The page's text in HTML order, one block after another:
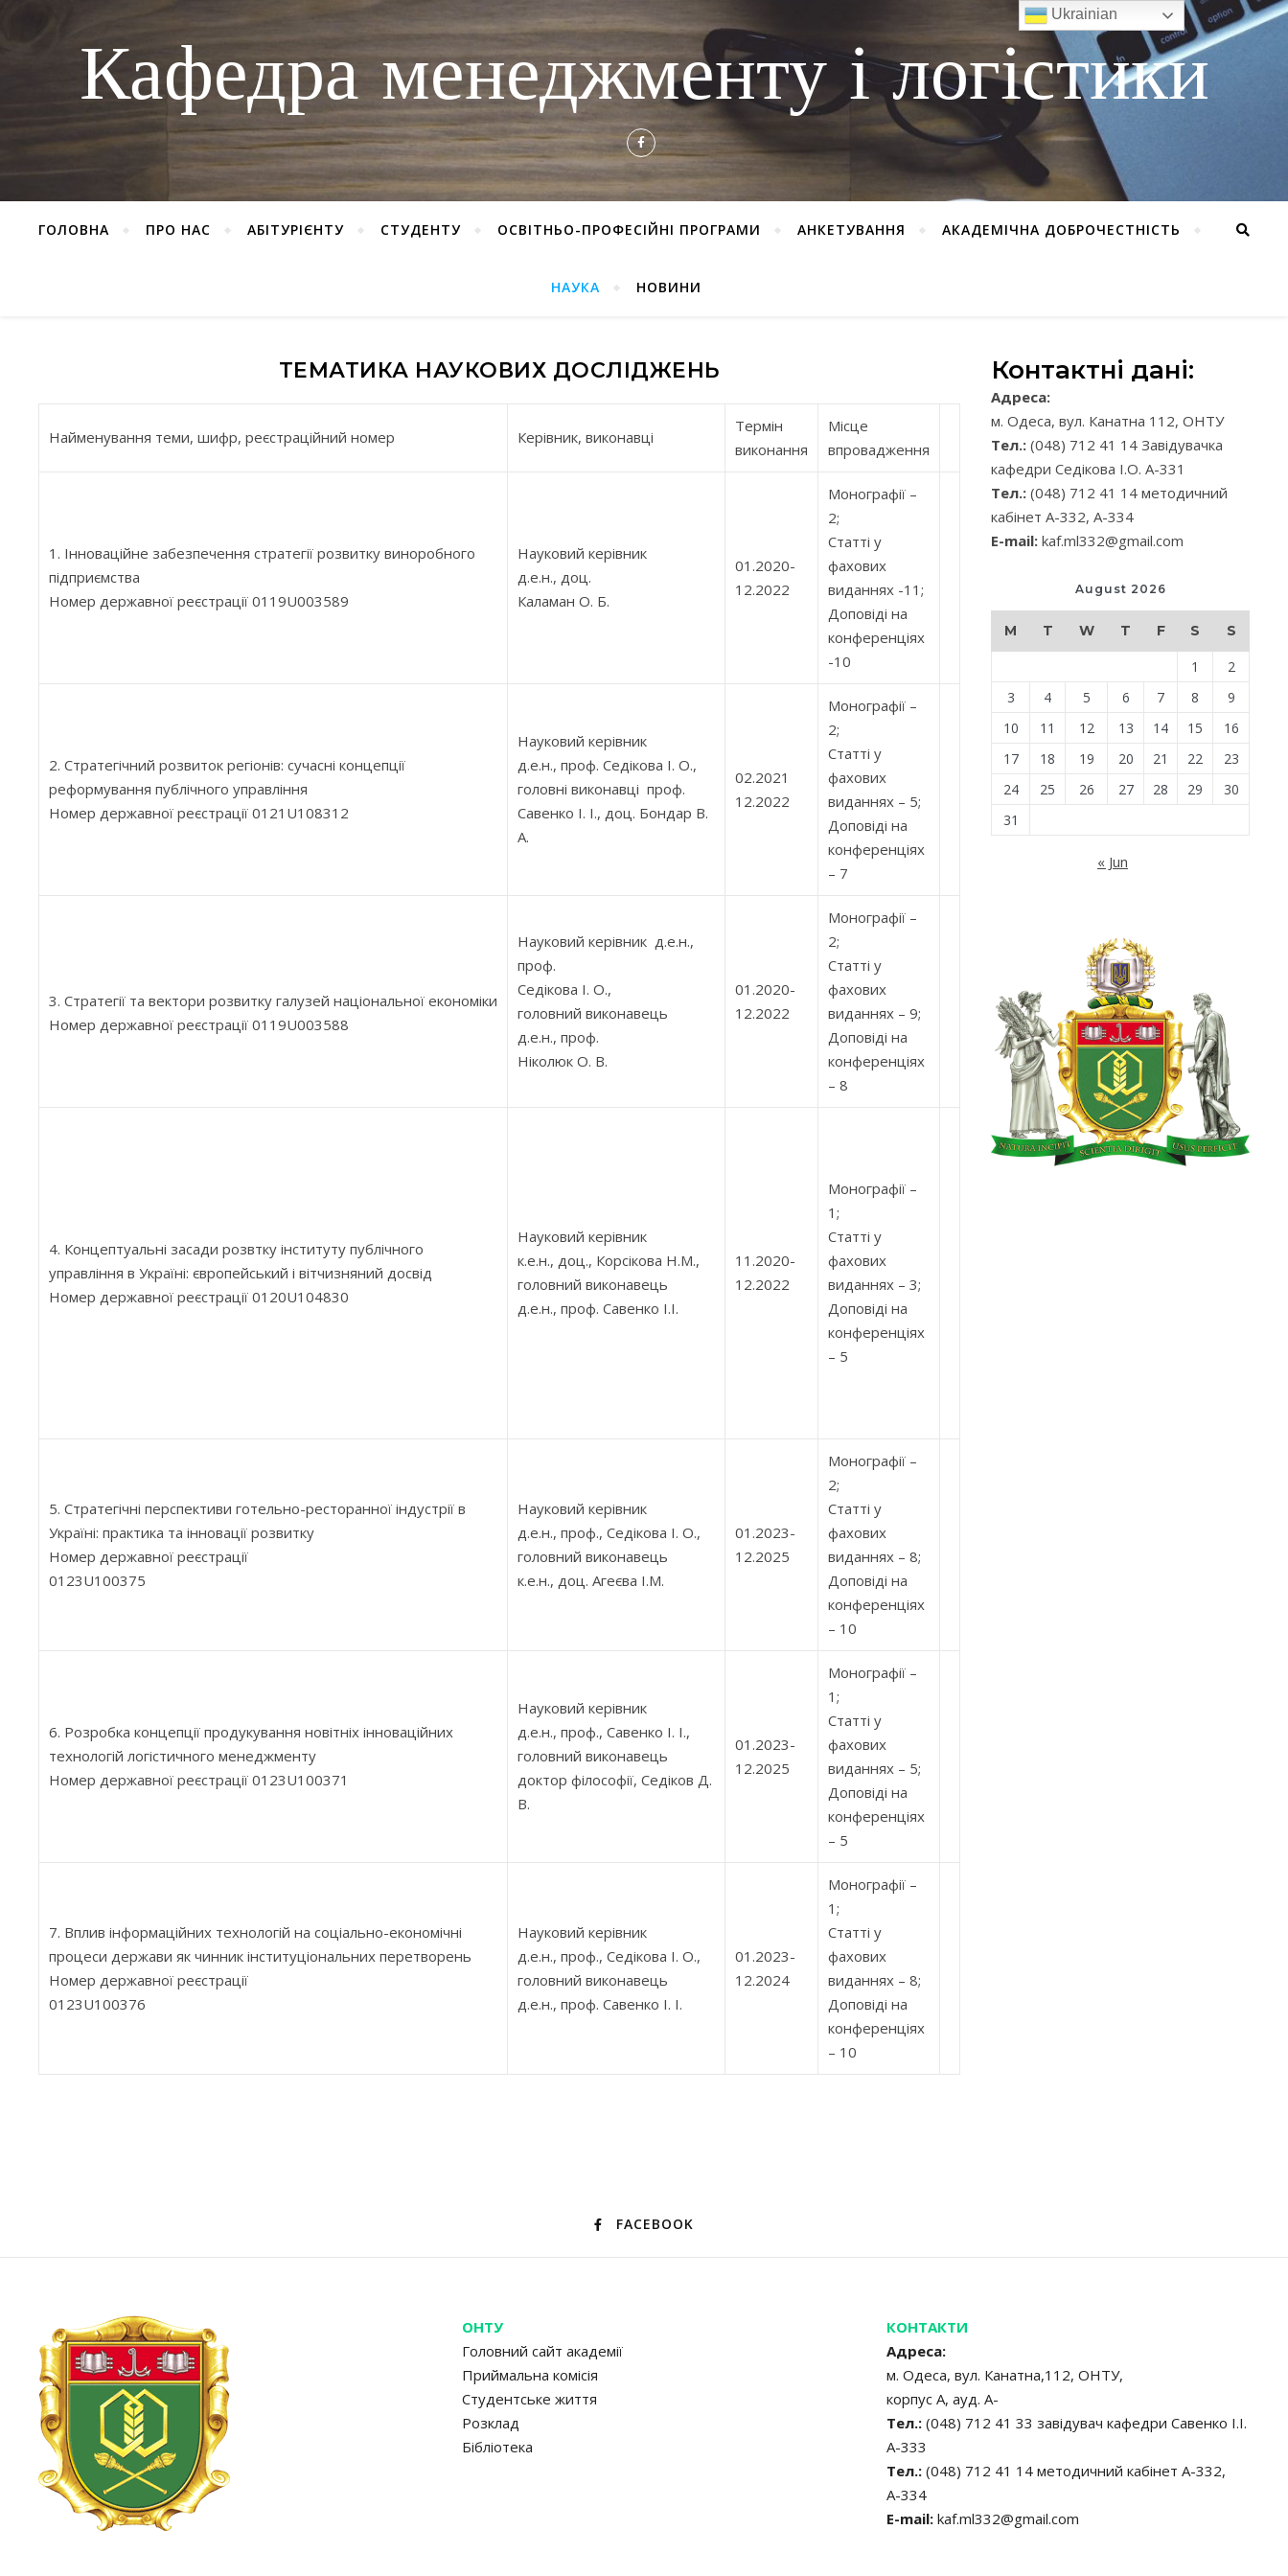
Кафедра менеджменту і логістики
ГОЛОВНА ПРО НАС АБІТУРІЄНТУ СТУДЕНТУ ОСВІТНЬО-ПРОФЕСІЙНІ ПРОГРАМИ АНКЕТУВАННЯ АКАДЕМІЧНА ДОБРОЧЕСТНІСТЬ
НАУКА НОВИНИ
ТЕМАТИКА НАУКОВИХ ДОСЛІДЖЕНЬ
Найменування теми, шифр, реєстраційний номер Керівник, виконавці
Термін
виконання
Місце
впровадження
1. Інноваційне забезпечення стратегії розвитку виноробного
підприємства
Номер державної реєстрації 0119U003589
Науковий керівник
д.е.н., доц.
Каламан О. Б.
01.2020-
12.2022
Монографії –
2;
Статті у
фахових
виданнях -11;
Доповіді на
конференціях
-10
2. Стратегічний розвиток регіонів: сучасні концепції
реформування публічного управління
Номер державної реєстрації 0121U108312
Науковий керівник
д.е.н., проф. Седікова І. О.,
головні виконавці проф.
Савенко І. І., доц. Бондар В.
А.
02.2021
12.2022
Монографії –
2;
Статті у
фахових
виданнях – 5;
Доповіді на
конференціях
– 7
3. Стратегії та вектори розвитку галузей національної економіки
Номер державної реєстрації 0119U003588
Науковий керівник д.е.н.,
проф.
Седікова І. О.,
головний виконавець
д.е.н., проф.
Ніколюк О. В.
01.2020-
12.2022
Монографії –
2;
Статті у
фахових
виданнях – 9;
Доповіді на
конференціях
– 8
4. Концептуальні засади розвтку інституту публічного
управління в Україні: європейський і вітчизняний досвід
Номер державної реєстрації 0120U104830
Науковий керівник
к.е.н., доц., Корсікова Н.М.,
головний виконавець
д.е.н., проф. Савенко І.І.
11.2020-
12.2022
Монографії –
1;
Статті у
фахових
виданнях – 3;
Доповіді на
конференціях
– 5
5. Стратегічні перспективи готельно-ресторанної індустрії в
Україні: практика та інновації розвитку
Номер державної реєстрації
0123U100375
Науковий керівник
д.е.н., проф., Седікова І. О.,
головний виконавець
к.е.н., доц. Агеєва І.М.
01.2023-
12.2025
Монографії –
2;
Статті у
фахових
виданнях – 8;
Доповіді на
конференціях
– 10
6. Pозробка концепції продукування новітніх інноваційних
технологій логістичного менеджменту
Номер державної реєстрації 0123U100371
Науковий керівник
д.е.н., проф., Савенко І. І.,
головний виконавець
доктор філософії, Седіков Д.
В.
01.2023-
12.2025
Монографії –
1;
Статті у
фахових
виданнях – 5;
Доповіді на
конференціях
– 5
7. Вплив інформаційних технологій на соціально-економічні
процеси держави як чинник інституціональних перетворень
Номер державної реєстрації
0123U100376
Науковий керівник
д.е.н., проф., Седікова І. О.,
головний виконавець
д.е.н., проф. Савенко І. І.
01.2023-
12.2024
Монографії –
1;
Статті у
фахових
виданнях – 8;
Доповіді на
конференціях
– 10
Контактні дані:
Адреса:
м. Одеса, вул. Канатна 112, ОНТУ
Тел.: (048) 712 41 14 Завідувачка
кафедри Седікова І.О. А-331
Тел.: (048) 712 41 14 методичний
кабінет А-332, А-334
E-mail: kaf.ml332@gmail.com
August 2026
M T W T F S S
1
2
3
4 5 6 7 8
9
10
11 12 13 14 15
16
17
18 19 20 21 22
23
24
25 26 27 28 29
30
31
« Jun
FACEBOOK
ОНТУ
Головний сайт академії
Приймальна комісія
Студентське життя
Розклад
Бібліотека
КОНТАКТИ
Адреса:
м. Одеса, вул. Канатна,112, ОНТУ,
корпус А, ауд. А-
Тел.: (048) 712 41 33 завідувач кафедри Савенко І.І.
А-333
Тел.:(048) 712 41 14 методичний кабінет А-332,
А-334
E-mail:kaf.ml332@gmail.com
Ukrainian